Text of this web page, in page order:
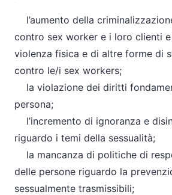
l’aumento della
contro sex worker e i loro clienti e
violenza fisica e di altre forme di
contro le/i sex workers;
la violazione dei diritti
persona;
l’incremento di ignoranza e
riguardo i temi della sessualità;
la mancanza di politiche di
delle persone riguardo la
sessualmente trasmissibili;